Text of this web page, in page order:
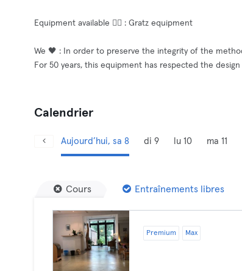
Equipment available 🧘‍♂️ : Gratz equipment
We 🖤 : In order to preserve the integrity of the
For 50 years, this equipment has respected the
Calendrier
Aujourd’hui, sa 8 di 9 lu 10 ma 11
Cours Entraînements libres
Premium Max